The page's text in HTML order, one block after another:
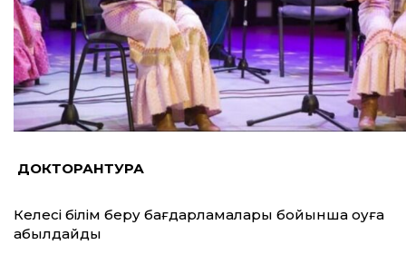
ДОКТОРАНТУРА
Келесі білім беру бағдарламалары бойынша оқуға
қабылдайды